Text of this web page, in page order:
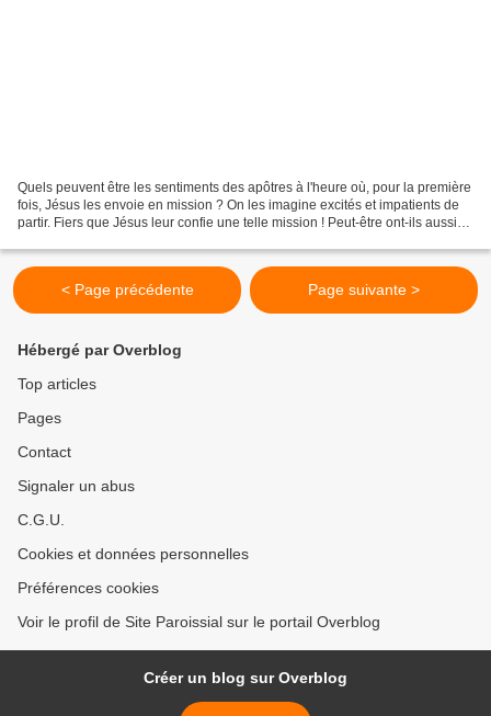
Quels peuvent être les sentiments des apôtres à l'heure où, pour la première
fois, Jésus les envoie en mission ? On les imagine excités et impatients de
partir. Fiers que Jésus leur confie une telle mission ! Peut-être ont-ils aussi
< Page précédente Page suivante >
Hébergé par Overblog
Top articles
Pages
Contact
Signaler un abus
C.G.U.
Cookies et données personnelles
Préférences cookies
Voir le profil de Site Paroissial sur le portail Overblog
Créer un blog sur Overblog